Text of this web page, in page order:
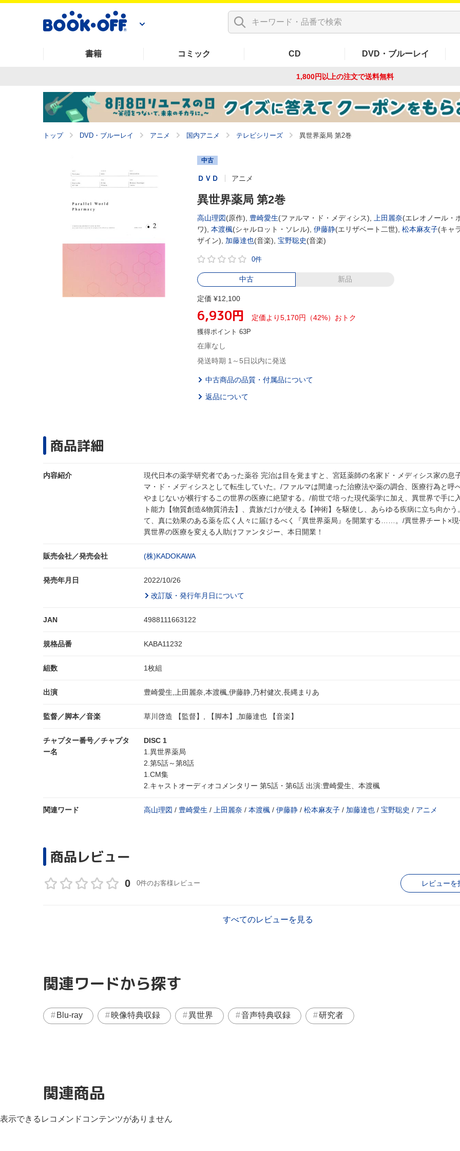
書籍 コミック CD DVD・ブルーレイ
1,800円以上の注文で送料無料
トップ DVD・ブルーレイ アニメ 国内アニメ テレビシリーズ 異世界薬局 第2巻
中古
ＤＶＤ アニメ
異世界薬局 第2巻
高山理図(原作), 豊崎愛生(ファルマ・ド・メディシス), 上田麗奈(エレオノール・
ワ), 本渡楓(シャルロット・ソレル), 伊藤静(エリザベート二世), 松本麻友子(キャ
ザイン),
加藤達也(音楽), 宝野聡史(音楽)
0件
中古 新品
定価 ¥12,100
6,930円 定価より5,170円（42%）おトク
獲得ポイント 63P
在庫なし
発送時期 1～5日以内に発送
中古商品の品質・付属品について
返品について
商品詳細
内容紹介
現代日本の薬学研究者であった薬谷 完治は目を覚ますと、宮廷薬師の名家ド・メディシス家の息
マ・ド・メディシスとして転生していた。/ファルマは間違った治療法や薬の調合、医療行為と呼
やまじないが横行するこの世界の医療に絶望する。/前世で培った現代薬学に加え、異世界で手に
ト能力【物質創造&物質消去】、貴族だけが使える【神術】を駆使し、あらゆる疾病に立ち向かう
て、真に効果のある薬を広く人々に届けるべく『異世界薬局』を開業する……。/異世界チート×
異世界の医療を変える人助けファンタジー、本日開業！
販売会社／発売会社 (株)KADOKAWA
発売年月日
2022/10/26
改訂版・発行年月日について
JAN 4988111663122
規格品番 KABA11232
組数 1枚組
出演 豊崎愛生,上田麗奈,本渡楓,伊藤静,乃村健次,長縄まりあ
監督／脚本／音楽 草川啓造 【監督】, 【脚本】,加藤達也 【音楽】
チャプター番号／チャプタ
ー名
DISC 1
1.異世界薬局
2.第5話～第8話
1.CM集
2.キャストオーディオコメンタリー 第5話・第6話 出演:豊崎愛生、本渡楓
関連ワード 高山理図 / 豊崎愛生 / 上田麗奈 / 本渡楓 / 伊藤静 / 松本麻友子 / 加藤達也 / 宝野聡史 / アニメ
商品レビュー
0 0件のお客様レビュー レビューを
すべてのレビューを見る
関連ワードから探す
Blu-ray 映像特典収録 異世界 音声特典収録 研究者
関連商品
表示できるレコメンドコンテンツがありません